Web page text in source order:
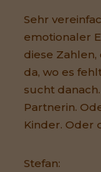
Sehr
emotionaler
diese
da, wo es
sucht
Partnerin.
Kinder. Oder
Stefan: